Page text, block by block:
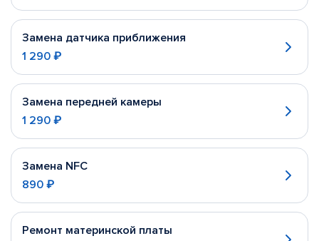
Замена датчика приближения
1 290 ₽
Замена передней камеры
1 290 ₽
Замена NFC
890 ₽
Ремонт материнской платы